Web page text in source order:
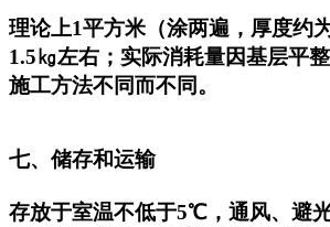
理论上1平方米（涂两遍，厚度约
1.5㎏左右；实际消耗量因基层平
施工方法不同而不同。
七、储存和运输
存放于室温不低于5℃，通风、避